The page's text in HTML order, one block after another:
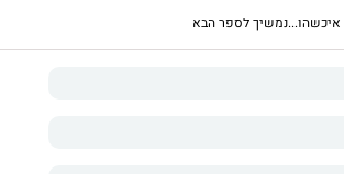
לארוחת ערב בלי הזמנה.
עם עצמות לחיים חדות ולשון חדה לא
לספר הבא